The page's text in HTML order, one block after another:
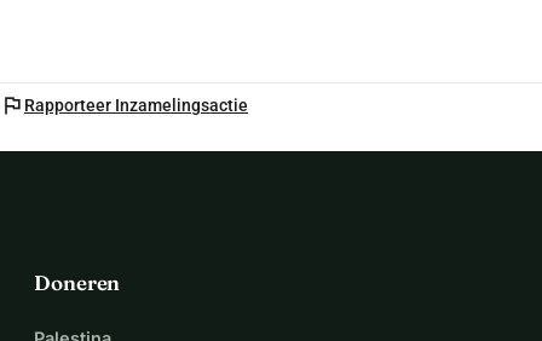
flag Rapporteer Inzamelingsactie
Doneren